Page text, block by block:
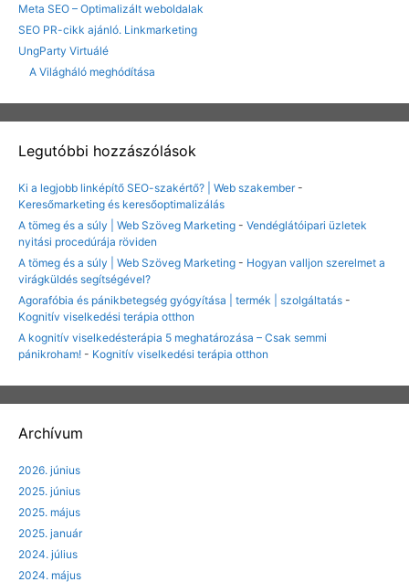
Meta SEO – Optimalizált weboldalak
SEO PR-cikk ajánló. Linkmarketing
UngParty Virtuálé
A Világháló meghódítása
Legutóbbi hozzászólások
Ki a legjobb linképítő SEO-szakértő? | Web szakember-
Keresőmarketing és keresőoptimalizálás
A tömeg és a súly | Web Szöveg Marketing - Vendéglátóipari üzletek
nyitási procedúrája röviden
A tömeg és a súly | Web Szöveg Marketing - Hogyan valljon szerelmet a
virágküldés segítségével?
Agorafóbia és pánikbetegség gyógyítása | termék | szolgáltatás -
Kognitív viselkedési terápia otthon
A kognitív viselkedésterápia 5 meghatározása – Csak semmi
pánikroham! - Kognitív viselkedési terápia otthon
Archívum
2026. június
2025. június
2025. május
2025. január
2024. július
2024. május